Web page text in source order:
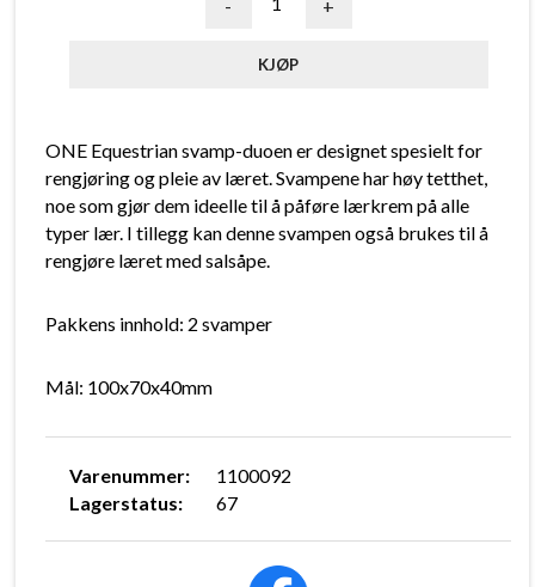
- +
Varenummer:
1100092
Lagerstatus:
67
ONE Equestrian svamp-duoen er designet spesielt for
rengjøring og pleie av læret. Svampene har høy tetthet,
noe som gjør dem ideelle til å påføre lærkrem på alle
typer lær. I tillegg kan denne svampen også brukes til å
rengjøre læret med salsåpe.
Pakkens innhold: 2 svamper
Mål: 100x70x40mm